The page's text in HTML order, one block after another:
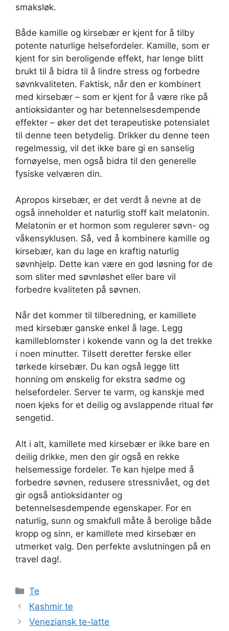
smaksløk.
Både kamille og kirsebær er kjent for å tilby
potente naturlige helsefordeler. Kamille, som er
kjent for sin beroligende effekt, har lenge blitt
brukt til å bidra til å lindre stress og forbedre
søvnkvaliteten. Faktisk, når den er kombinert
med kirsebær – som er kjent for å være rike på
antioksidanter og har betennelsesdempende
effekter – øker det det terapeutiske potensialet
til denne teen betydelig. Drikker du denne teen
regelmessig, vil det ikke bare gi en sanselig
fornøyelse, men også bidra til den generelle
fysiske velværen din.
Apropos kirsebær, er det verdt å nevne at de
også inneholder et naturlig stoff kalt melatonin.
Melatonin er et hormon som regulerer søvn- og
våkensyklusen. Så, ved å kombinere kamille og
kirsebær, kan du lage en kraftig naturlig
søvnhjelp. Dette kan være en god løsning for de
som sliter med søvnløshet eller bare vil
forbedre kvaliteten på søvnen.
Når det kommer til tilberedning, er kamillete
med kirsebær ganske enkel å lage. Legg
kamilleblomster i kokende vann og la det trekke
i noen minutter. Tilsett deretter ferske eller
tørkede kirsebær. Du kan også legge litt
honning om ønskelig for ekstra sødme og
helsefordeler. Server te varm, og kanskje med
noen kjeks for et deilig og avslappende ritual før
sengetid.
Alt i alt, kamillete med kirsebær er ikke bare en
deilig drikke, men den gir også en rekke
helsemessige fordeler. Te kan hjelpe med å
forbedre søvnen, redusere stressnivået, og det
gir også antioksidanter og
betennelsesdempende egenskaper. For en
naturlig, sunn og smakfull måte å berolige både
kropp og sinn, er kamillete med kirsebær en
utmerket valg. Den perfekte avslutningen på en
travel dag!.
Kategorier
Te
Kashmir te
Veneziansk te-latte